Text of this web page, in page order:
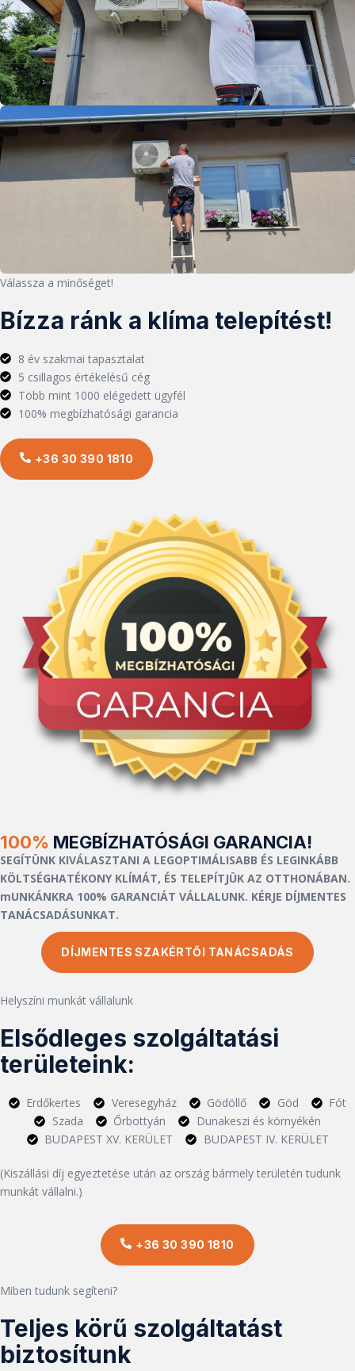
Válassza a minőséget!
Bízza ránk a klíma telepítést!
8 év szakmai tapasztalat
5 csillagos értékelésű cég
Több mint 1000 elégedett ügyfél
100% megbízhatósági garancia
+36 30 390 1810
100% MEGBÍZHATÓSÁGI GARANCIA!
SEGÍTÜNK KIVÁLASZTANI A LEGOPTIMÁLISABB ÉS LEGINKÁBB
KÖLTSÉGHATÉKONY KLÍMÁT, ÉS TELEPÍTJÜK AZ OTTHONÁBAN.
mUNKÁNKRA 100% GARANCIÁT VÁLLALUNK. KÉRJE DÍJMENTES
TANÁCSADÁSUNKAT.
DÍJMENTES SZAKÉRTŐI TANÁCSADÁS
Helyszíni munkát vállalunk
Elsődleges szolgáltatási
területeink:
Erdőkertes Veresegyház Gödöllő Göd
Fót
Szada
Őrbottyán
Dunakeszi és környékén
BUDAPEST XV. KERÜLET
BUDAPEST IV. KERÜLET
(Kiszállási díj egyeztetése után az ország bármely területén tudunk
munkát vállalni.)
+36 30 390 1810
Miben tudunk segíteni?
Teljes körű szolgáltatást
biztosítunk